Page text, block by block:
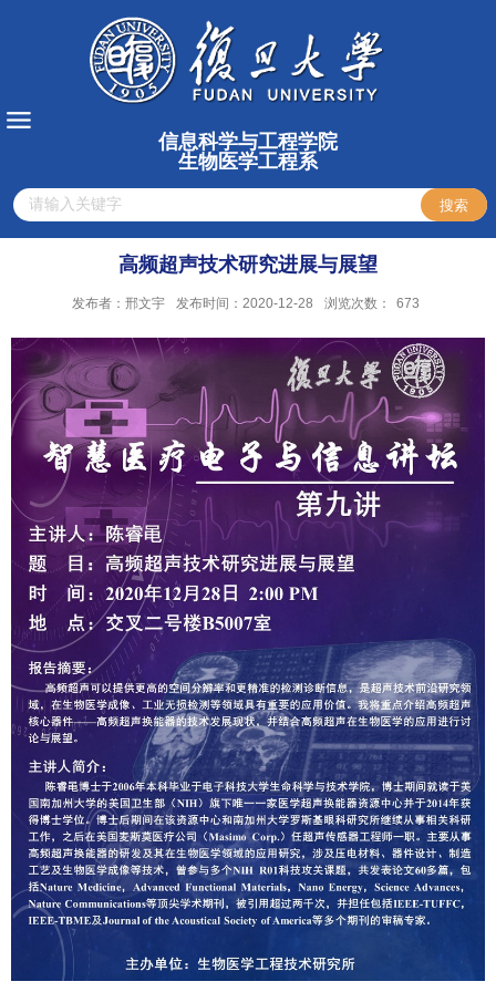
信息科学与工程学院
生物医学工程系
高频超声技术研究进展与展望
发布者：邢文宇 发布时间：2020-12-28 浏览次数： 673